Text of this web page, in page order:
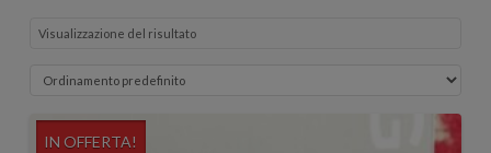
Visualizzazione del risultato
IN OFFERTA!